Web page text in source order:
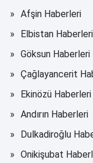
Afşin Haberleri
Elbistan Haberleri
Göksun Haberleri
Çağlayancerit
Ekinözü Haberleri
Andırın Haberleri
Dulkadiroğlu
Onikişubat